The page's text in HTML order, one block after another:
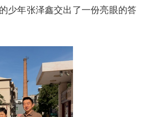
少年张泽鑫交出了一份亮眼的答